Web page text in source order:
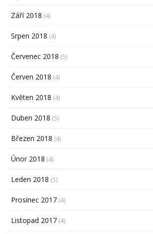
Září 2018 (4)
Srpen 2018 (4)
Červenec 2018 (5)
Červen 2018 (4)
Květen 2018 (4)
Duben 2018 (5)
Březen 2018 (4)
Únor 2018 (4)
Leden 2018 (5)
Prosinec 2017 (4)
Listopad 2017 (4)